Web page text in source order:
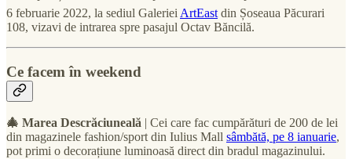
6 februarie 2022, la sediul Galeriei ArtEast din Șoseaua Păcurari
108, vizavi de intrarea spre pasajul Octav Băncilă.
Ce facem în weekend
🎄 Marea Descrăciuneală | Cei care fac cumpărături de 200 de lei
din magazinele fashion/sport din Iulius Mall sâmbătă, pe 8 ianuarie,
pot primi o decorațiune luminoasă direct din bradul magazinului.